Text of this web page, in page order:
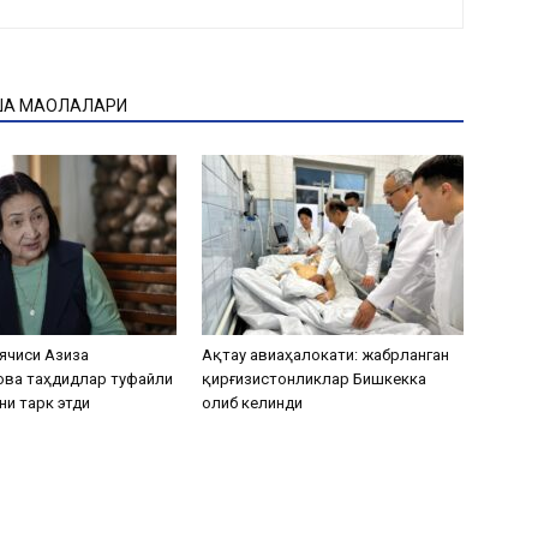
МАҚОЛАЛАРИ
Азиза
таҳдидлар туфайли
тарк этди
Ақтау авиаҳалокати: жабрланган
қирғизистонликлар Бишкекка
олиб келинди